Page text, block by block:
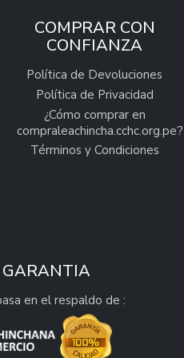
COMPRAR CON
CONFIANZA
Política de Devoluciones
Política de Privacidad
¿Cómo comprar en
compraleachincha.cchc.org.pe?
Términos y Condiciones
en el respaldo de :